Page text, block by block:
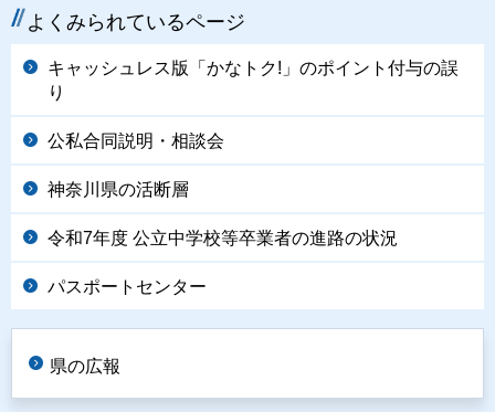
よくみられているページ
キャッシュレス版「かなトク!」のポイント付与の誤
り
公私合同説明・相談会
神奈川県の活断層
令和7年度 公立中学校等卒業者の進路の状況
パスポートセンター
県の広報